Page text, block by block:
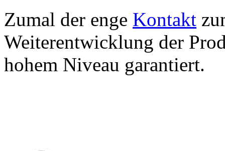
Zumal der enge Kontakt
Weiterentwicklung der
hohem Niveau garantiert.